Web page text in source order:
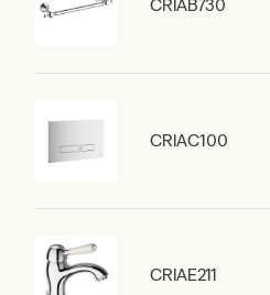
CRIAB730
CRIAC100
CRIAE211